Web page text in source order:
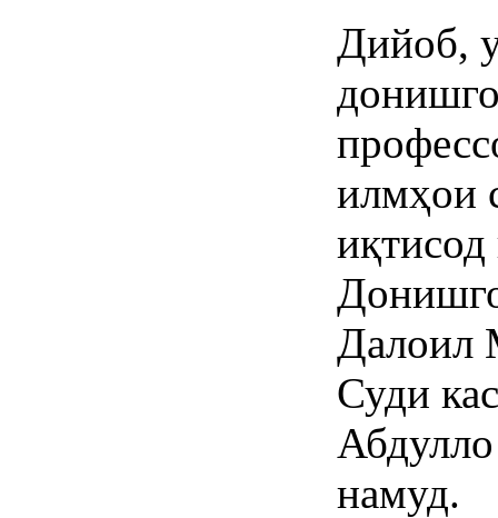
Дийоб,
илмҳои
Далоил
Суди
намуд.